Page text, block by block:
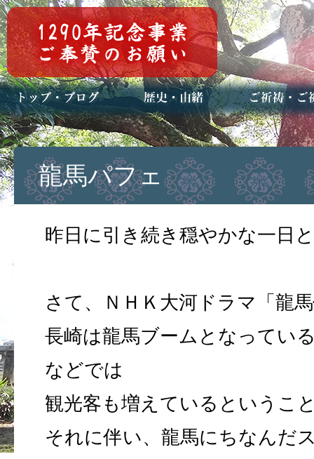
トップページ
ブログ(日々八百万)
お知らせ一覧 歴史・ご祭神
年中行事
メディア掲載 ご祈祷・ご祈
安産祈願
初宮参り
七五三詣
長寿のお祝い
神前結婚式
厄祓い・方位
車のお祓い
地鎮祭
神葬祭（神式
龍馬パフェ
昨日に引き続き穏やかな一日
さて、ＮＨＫ大河ドラマ「龍
長崎は龍馬ブームとなってい
などでは
観光客も増えているというこ
それに伴い、龍馬にちなんだ